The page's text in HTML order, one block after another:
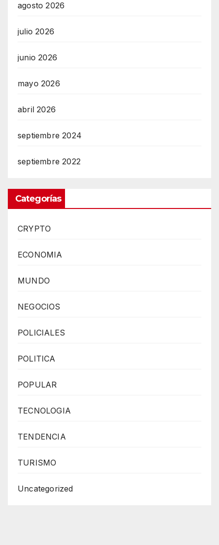
agosto 2026
julio 2026
junio 2026
mayo 2026
abril 2026
septiembre 2024
septiembre 2022
Categorías
CRYPTO
ECONOMIA
MUNDO
NEGOCIOS
POLICIALES
POLITICA
POPULAR
TECNOLOGIA
TENDENCIA
TURISMO
Uncategorized